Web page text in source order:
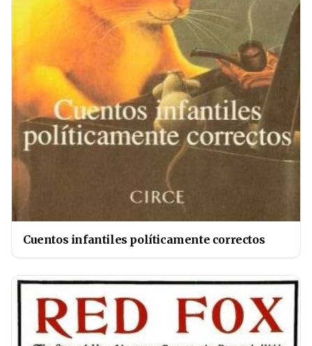
Cuentos infantiles políticamente correctos